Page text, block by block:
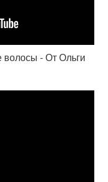
- От Ольги